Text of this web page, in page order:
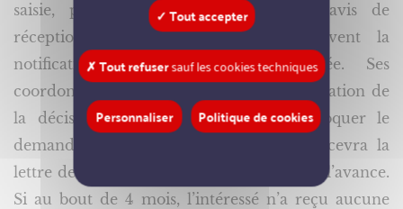
saisie, par lettre recommandée avec avis de
réception, dans les 2 mois qui suivent la
notification de la décision contestée. Ses
coordonnées sont dans la lettre de notification de
la décision. La commission peut convoquer le
demandeur à un examen médical. Il recevra la
lettre de convocation au moins 15 jours à l’avance.
Si au bout de 4 mois, l’intéressé n’a reçu aucune
✓ Tout accepter
✗ Tout refusersauf les cookies techniques
Personnaliser Politique de cookies